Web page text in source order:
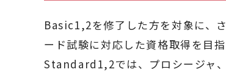
Basic1,2を修了した方を対象に、
ード試験に対応した資格取得を目指
Standard1,2では、プロシージャ